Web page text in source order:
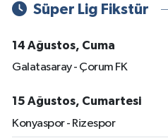
Süper Lig Fikstür
14 Ağustos, Cuma
Galatasaray - Çorum FK
15 Ağustos, Cumartesi
Konyaspor - Rizespor